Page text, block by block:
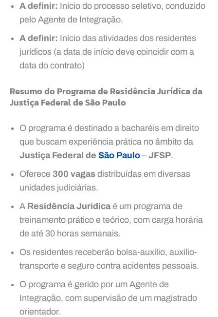
A definir: Início do processo seletivo, conduzido
pelo Agente de Integração.
A definir: Início das atividades dos residentes
jurídicos (a data de início deve coincidir com a
data do contrato)
Resumo do Programa de Residência Jurídica da
Justiça Federal de São Paulo
O programa é destinado a bacharéis em direito
que buscam experiência prática no âmbito da
Justiça Federal de São Paulo – JFSP.
Oferece 300 vagas distribuídas em diversas
unidades judiciárias.
A Residência Jurídicaé um programa de
treinamento prático e teórico, com carga horária
de até 30 horas semanais.
Os residentes receberão bolsa-auxílio, auxílio-
transporte e seguro contra acidentes pessoais.
O programa é gerido por um Agente de
Integração, com supervisão de um magistrado
orientador.